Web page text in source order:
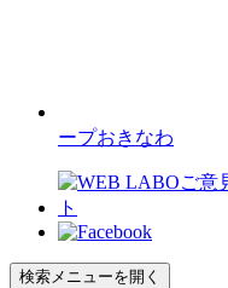
ープおきなわ
検索メニューを開く